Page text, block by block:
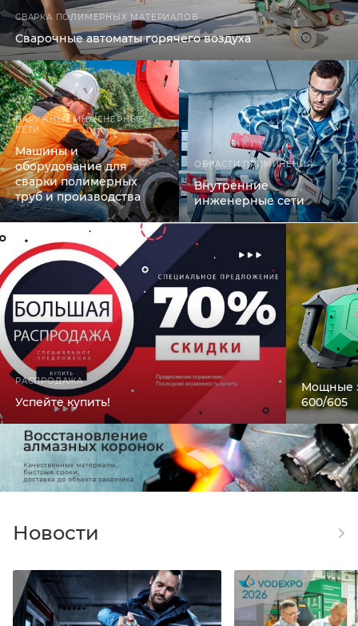
СВАРКА ПОЛИМЕРНЫХ МАТЕРИАЛОВ
Сварочные автоматы горячего воздуха
НАРУЖНЫЕ ИНЖЕНЕРНЫЕ
СЕТИ
Машины и
оборудование для
сварки полимерных
труб и производства
отводов
ОБЛАСТИ ПРИМИНЕНИЯ
Внутренние
инженерные сети
РАСПРОДАЖА
Успейте купить!
Мощные
600/605
Новости